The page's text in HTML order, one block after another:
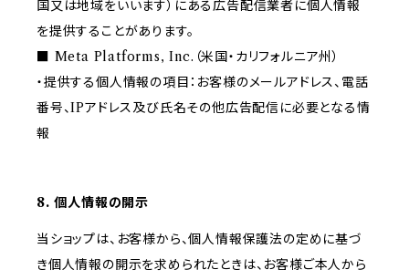
国又は地域をいいます）にある広告配信業者に個人情報
を提供することがあります。
■ Meta Platforms, Inc.（米国・カリフォルニア州）
・提供する個人情報の項目：お客様のメールアドレス、電話
番号、IPアドレス及び氏名その他広告配信に必要となる情
報
8. 個人情報の開示
当ショップは、お客様から、個人情報保護法の定めに基づ
き個人情報の開示を求められたときは、お客様ご本人から